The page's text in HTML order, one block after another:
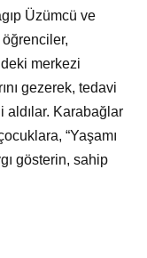
Üzümcü ve
merkezi
gezerek, tedavi
aldılar. Karabağlar
“Yaşamı
gösterin, sahip